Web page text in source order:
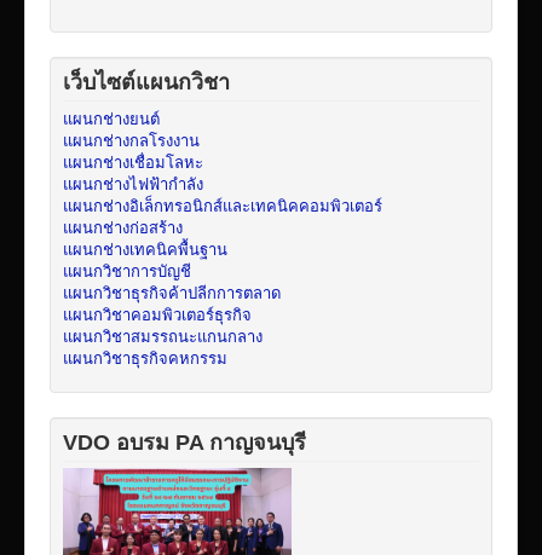
เว็บไซต์แผนกวิชา
แผนกช่างยนต์
แผนกช่างกลโรงงาน
แผนกช่างเชื่อมโลหะ
แผนกช่างไฟฟ้ากำลัง
แผนกช่างอิเล็กทรอนิกส์และเทคนิคคอมพิวเตอร์
แผนกช่างก่อสร้าง
แผนกช่างเทคนิคพื้นฐาน
แผนกวิชาการบัญชี
แผนกวิชาธุรกิจค้าปลีกการตลาด
แผนกวิชาคอมพิวเตอร์ธุรกิจ
แผนกวิชาสมรรถนะแกนกลาง
แผนกวิชาธุรกิจคหกรรม
VDO อบรม PA กาญจนบุรี